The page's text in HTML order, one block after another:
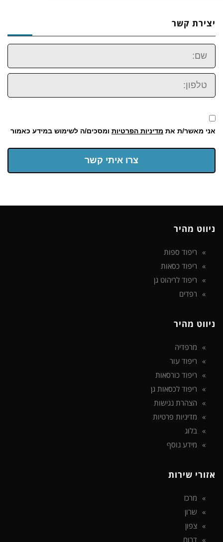
יצירת קשר
שם:
טלפון:
אני מאשר/ת את מדיניות הפרטיות ומסכים/ה לשימוש במידע כאמור
צרו איתי קשר
ניווט מהיר
ריפוד ספות
ריפוד כסאות
ריפוד לריהוט גן
רפדים
ניווט מהיר
מרפדיה
ריפוד עור
ריפוד כורסאות
ריפוד לכסאות גן
הצהרת נגישות
מדיניות פרטיות
בלוג
מידע נוסף
אזורי שירות
מרכז
שרון
צפון
דרום